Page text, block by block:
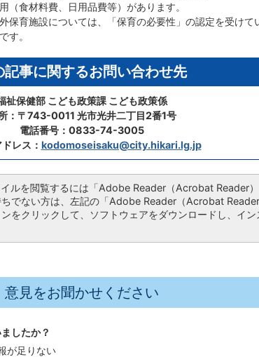
（食材料費、日用品費等）があります。
保育施設については、「保育の必要性」の認定を受けて
す。
記事に関するお問い合わせ先
祉保健部 こども政策課 こども政策係
：〒743-0011 光市光井二丁目2番1号
電話番号：0833-74-3005
レス： kodomoseisaku@city.hikari.lg.jp
イルを閲覧するには「Adobe Reader（Acrobat Reader
でない方は、左記の「Adobe Reader（Acrobat
をクリックして、ソフトウェアをダウンロードし、イン
意見をお聞かせください
したか？
が足りない